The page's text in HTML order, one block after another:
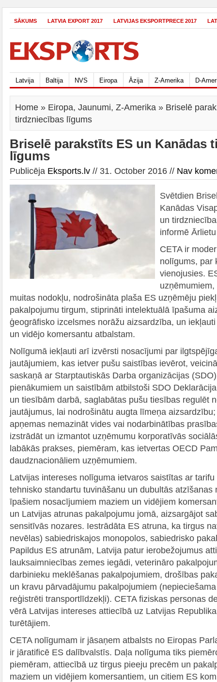
SĀKUMS LATVIA EXPORT 2017 LATVIJAS EKSPORTPRECE 2017
Latvija Baltija NVS Eiropa Āzija Z-Amerika D-
Home » Eiropa, Jaunumi, Z-Amerika » Briselē
tirdzniecības līgums
Briselē parakstīts ES un Kanādas
līgums
Publicēja Eksports.lv // 31. October 2016 // Nav
Svētdien
Kanādas
un
informē
CETA ir
nolīgums, par
vienojusies.
muitas nodokļu, nodrošināta plaša ES uzņēmēju
pakalpojumu tirgum, stiprināti intelektuālā īpašuma
ģeogrāfisko izcelsmes norāžu aizsardzība, un
un vidējo komersantu atbalstam.
Nolīgumā iekļauti arī izvērsti nosacījumi par
jautājumiem, kas ietver pušu saistības ievērot,
saskaņā ar Starptautiskās Darba organizācijas
pienākumiem un saistībām atbilstoši SDO
un tiesībām darbā, saglabātas pušu tiesības regulēt
jautājumus, lai nodrošinātu augta līmeņa
apņemas nemazināt vides vai nodarbinātības
izstrādāt un izmantot uzņēmumu korporatīvās
labākās prakses, piemēram, kas ietvertas OECD
daudznacionāliem uzņēmumiem.
Latvijas intereses nolīguma ietvaros saistītas ar
tehnisko standartu tuvināšanu un dubultās atzīšanas
īpašiem nosacījumiem maziem un vidējiem
un Latvijas atrunas pakalpojumu jomā, aizsargājot
sensitīvās nozares. Iestrādāta ES atruna, ka tirgus
nevēlas) sabiedriskajos monopolos, sabiedrisko
Papildus ES atrunām, Latvija patur ierobežojumus
lauksaimniecības zemes iegādi, veterināro
darbinieku meklēšanas pakalpojumiem, drošības
un kravu pārvadājumu pakalpojumiem
reģistrēti transportlīdzekļi). CETA fiziskas personas
vērā Latvijas intereses attiecībā uz Latvijas
turētājiem.
CETA nolīgumam ir jāsaņem atbalsts no Eiropas
ir jāratificē ES dalībvalstīs. Daļa nolīguma tiks
piemēram, attiecībā uz tirgus pieeju precēm un
maziem un vidējiem komersantiem, un citiem ES